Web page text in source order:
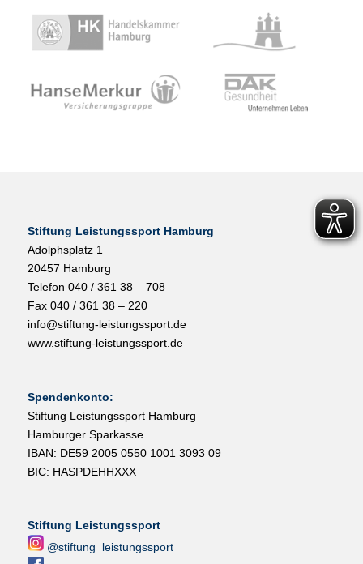
Stiftung Leistungssport Hamburg
Adolphsplatz 1
20457 Hamburg
Telefon 040 / 361 38 – 708
Fax 040 / 361 38 – 220
info@stiftung-leistungssport.de
www.stiftung-leistungssport.de
Spendenkonto:
Stiftung Leistungssport Hamburg
Hamburger Sparkasse
IBAN: DE59 2005 0550 1001 3093 09
BIC: HASPDEHHXXX
Stiftung Leistungssport
@stiftung_leistungssport